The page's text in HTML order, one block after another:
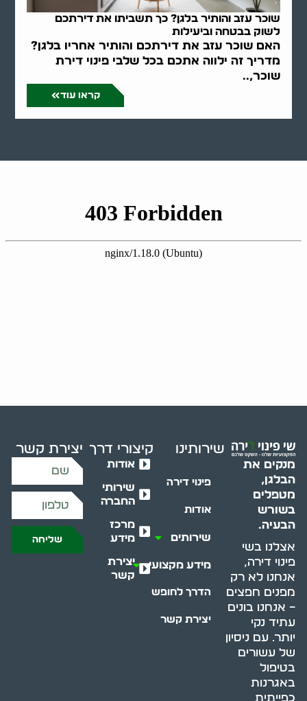
שוכר עזב והותיר בלגן? כך תשביתו את דירתכם
לשוק בבטחה וביעילות
האם שוכר עזב את דירתכם והותיר אחריו בלגן?
מדריך זה ילווה אתכם בכל שלבי פינוי דירת
שוכר,..
קראו עוד
מנקים את
הבלגן,
מטפלים
בשורש
הבעיה.
אצלנו בשי
פינוי דירה,
אנחנו לא רק
מפנים חפצים
– אנחנו בונים
עתיד נקי
יותר. עם ניסיון
של עשורים
בטיפול
באגרנות
כפייתית
שירותינו
פינוי דירה
אודות
שירותים
מידע מקצועי
הדרך לחופש
יצירת קשר
קיצורי דרך
אודות
שירותי
החברה
מרכז
מידע
יצירת
קשר
יצירת קשר
שליחה